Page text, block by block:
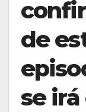
de
se